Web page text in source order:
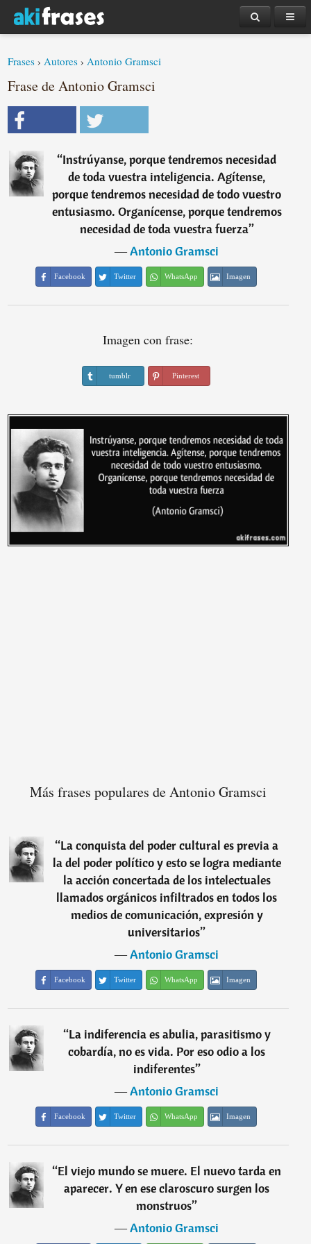
Frases ›Autores ›Antonio Gramsci
Frase de Antonio Gramsci
“Instrúyanse, porque tendremos necesidad
de toda vuestra inteligencia. Agítense,
porque tendremos necesidad de todo vuestro
entusiasmo. Organícense, porque tendremos
necesidad de toda vuestra fuerza”
―Antonio Gramsci
Facebook Twitter WhatsApp Imagen
Imagen con frase:
tumblr Pinterest
Más frases populares de Antonio Gramsci
“La conquista del poder cultural es previa a
la del poder político y esto se logra mediante
la acción concertada de los intelectuales
llamados orgánicos infiltrados en todos los
medios de comunicación, expresión y
universitarios”
―Antonio Gramsci
Facebook Twitter WhatsApp Imagen
“La indiferencia es abulia, parasitismo y
cobardía, no es vida. Por eso odio a los
indiferentes”
―Antonio Gramsci
Facebook Twitter WhatsApp Imagen
“El viejo mundo se muere. El nuevo tarda en
aparecer. Y en ese claroscuro surgen los
monstruos”
―Antonio Gramsci